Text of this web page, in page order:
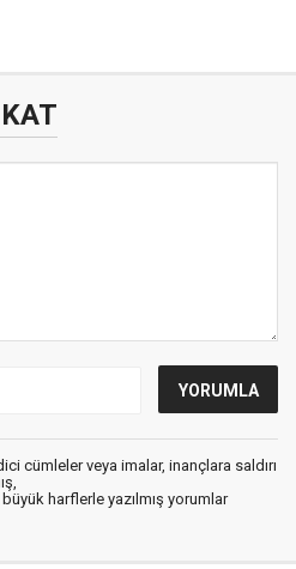
cümleler veya imalar, inançlara saldırı
harflerle yazılmış yorumlar